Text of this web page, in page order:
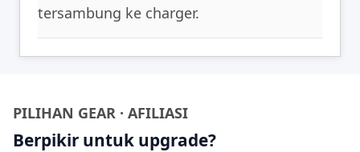
tersambung ke charger.
PILIHAN GEAR · AFILIASI
Berpikir untuk upgrade?